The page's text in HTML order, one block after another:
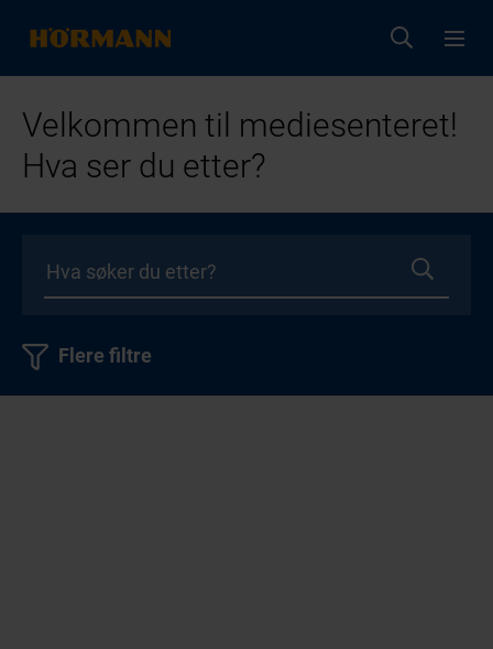
Velkommen til mediesenteret!
Hva ser du etter?
Flere filtre